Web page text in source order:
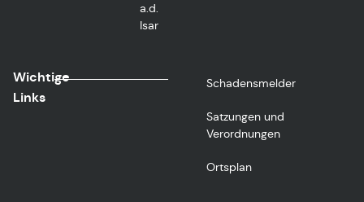
a.d.
Isar
Wichtige
Links
Schadensmelder
Satzungen und
Verordnungen
Ortsplan